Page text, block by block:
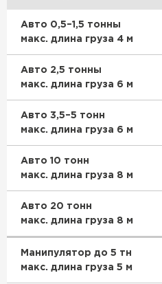
Авто 0,5–1,5 тонны
макс. длина груза 4 м
Авто 2,5 тонны
макс. длина груза 6 м
Авто 3,5–5 тонн
макс. длина груза 6 м
Авто 10 тонн
макс. длина груза 8 м
Авто 20 тонн
макс. длина груза 8 м
Манипулятор до 5 тн
макс. длина груза 5 м